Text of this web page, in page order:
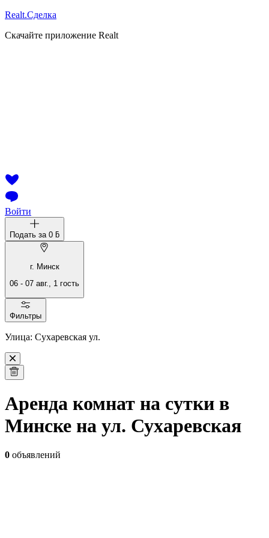
Realt.Сделка
Скачайте приложение Realt
Войти
Подать за 0 ƃ
г. Минск
06 - 07 авг., 1 гость
Фильтры
Улица: Сухаревская ул.
Аренда комнат на сутки в
Минске на ул. Сухаревская
0 объявлений